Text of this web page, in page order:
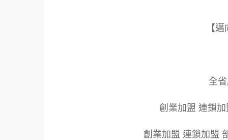
【
全
創業加盟 連鎖
創業加盟 連鎖加盟